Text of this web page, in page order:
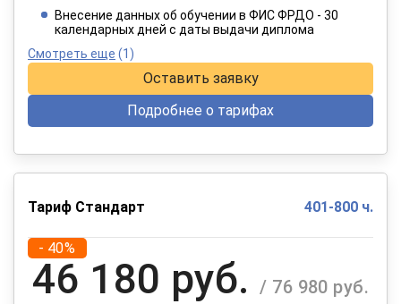
При оплате в рассрочку на 12 месяцев
Внесение данных об обучении в ФИС ФРДО - 30
календарных дней с даты выдачи диплома
Смотреть еще (1)
Оставить заявку
Подробнее о тарифах
Тариф Стандарт 401-800 ч.
- 40%
46 180 руб. / 76 980 руб.